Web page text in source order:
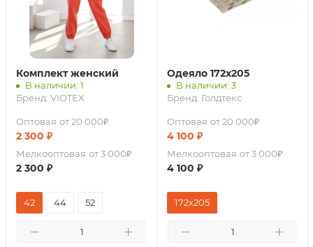
Комплект женский
В наличии: 1
Бренд: VIOTEX
Оптовая от 20 000₽
2 300 ₽
Мелкооптовая от 3 000₽
2 300 ₽
42 44 52
Одеяло 172х205
В наличии: 3
Бренд: Голдтекс
Оптовая от 20 000₽
4 100 ₽
Мелкооптовая от 3 000₽
4 100 ₽
172х205